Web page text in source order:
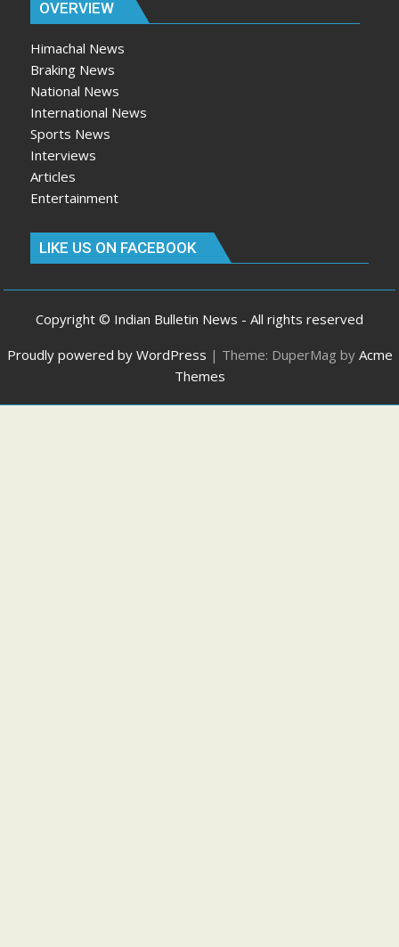
OVERVIEW
Himachal News
Braking News
National News
International News
Sports News
Interviews
Articles
Entertainment
LIKE US ON FACEBOOK
Copyright © Indian Bulletin News - All rights reserved
Proudly powered by WordPress | Theme: DuperMag by Acme
Themes